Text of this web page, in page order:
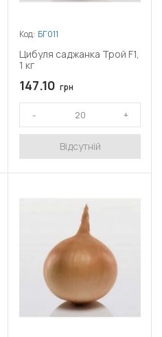
Код: БГ011
Цибуля саджанка Трой F1,
1 кг
147.10 грн
Відсутній